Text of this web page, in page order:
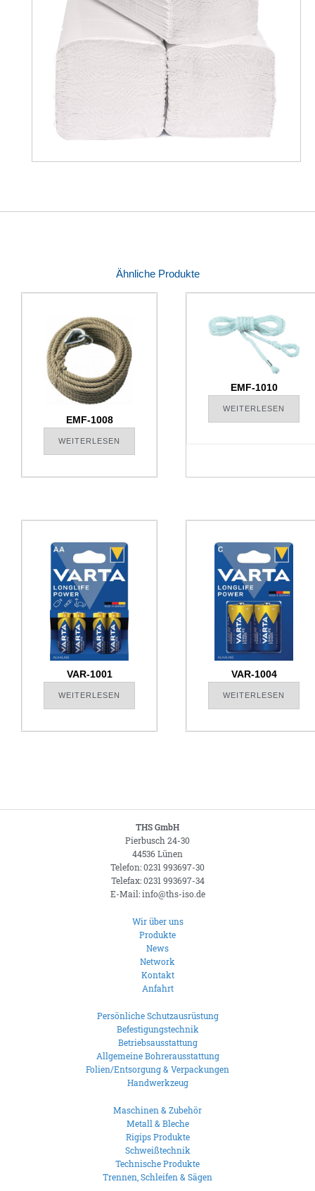
Ähnliche Produkte
EMF-1008
WEITERLESEN
EMF-1010
WEITERLESEN
VAR-1001
WEITERLESEN
VAR-1004
WEITERLESEN
THS GmbH
Pierbusch 24-30
44536 Lünen
Telefon: 0231 993697-30
Telefax: 0231 993697-34
E-Mail: info@ths-iso.de
Wir über uns
Produkte
News
Network
Kontakt
Anfahrt
Persönliche Schutzausrüstung
Befestigungstechnik
Betriebsausstattung
Allgemeine Bohrerausstattung
Folien/Entsorgung & Verpackungen
Handwerkzeug
Maschinen & Zubehör
Metall & Bleche
Rigips Produkte
Schweißtechnik
Technische Produkte
Trennen, Schleifen & Sägen